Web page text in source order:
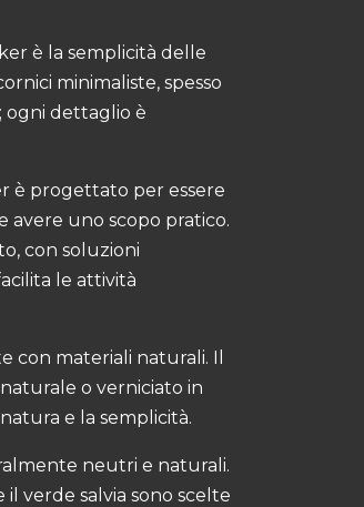
è la semplicità delle
minimaliste, spesso
ogni dettaglio è
è progettato per essere
avere uno scopo pratico.
con soluzioni
le attività
con materiali naturali. Il
o verniciato in
e la semplicità.
neutri e naturali.
verde salvia sono scelte